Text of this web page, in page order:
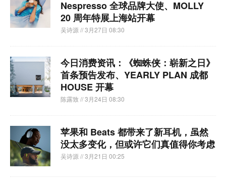
Nespresso 全球品牌大使、MOLLY
20 周年特展上海站开幕
吴诗源 // 3月27日 08:30
今日消费资讯：《蜘蛛侠：崭新之日》
首条预告发布、YEARLY PLAN 成都
HOUSE 开幕
陈露致// 3月24日 08:30
苹果和 Beats 都带来了新耳机，虽然
没太多变化，但或许它们真值得你考虑
吴诗源 // 3月21日 00:25